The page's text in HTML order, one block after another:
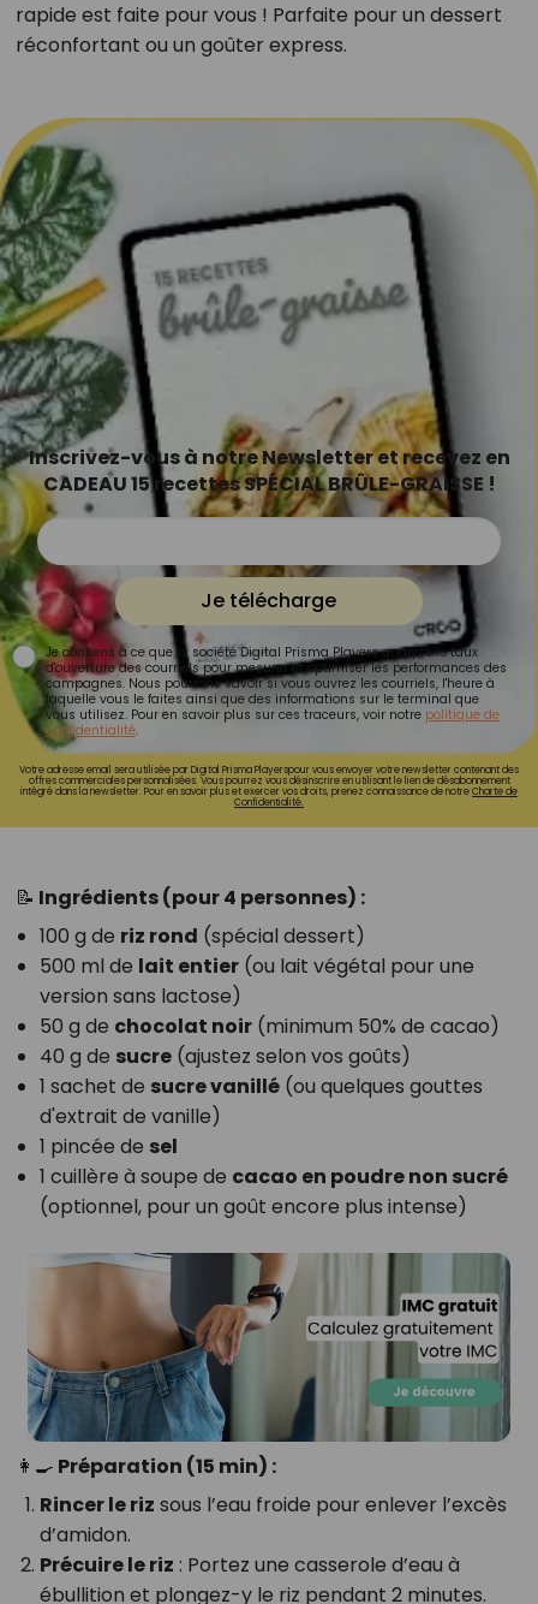
rapide est faite pour vous ! Parfaite pour un dessert
réconfortant ou un goûter express.
Inscrivez-vous à notre Newsletter et recevez en
CADEAU 15 recettes SPÉCIAL BRÛLE-GRAISSE !
Je télécharge
Je consens à ce que la société Digital Prisma Players analyse le taux
d'ouverture des courriels pour mesurer et optimiser les performances des
campagnes. Nous pourrons savoir si vous ouvrez les courriels, l'heure à
laquelle vous le faites ainsi que des informations sur le terminal que
vous utilisez. Pour en savoir plus sur ces traceurs, voir notre politique de
confidentialité.
Votre adresse email sera utilisée par Digital Prisma Playerspour vous envoyer votre newsletter contenant des
offres commerciales personnalisées. Vous pourrez vous désinscrire en utilisant le lien de désabonnement
intégré dans la newsletter. Pour en savoir plus et exercer vos droits, prenez connaissance de notreCharte de
Confidentialité.
📝 Ingrédients (pour 4 personnes) :
100 g de riz rond (spécial dessert)
500 ml de lait entier(ou lait végétal pour une
version sans lactose)
50 g de chocolat noir(minimum 50% de cacao)
40 g de sucre(ajustez selon vos goûts)
1 sachet de sucre vanillé(ou quelques gouttes
d'extrait de vanille)
1 pincée de sel
1 cuillère à soupe de cacao en poudre non sucré
(optionnel, pour un goût encore plus intense)
👩‍🍳 Préparation (15 min) :
Rincer le riz sous l’eau froide pour enlever l’excès
d’amidon.
Précuire le riz : Portez une casserole d’eau à
ébullition et plongez-y le riz pendant 2 minutes.